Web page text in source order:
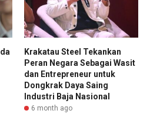
Krakatau Steel Tekankan
Peran Negara Sebagai Wasit
dan Entrepreneur untuk
Dongkrak Daya Saing
Industri Baja Nasional
6 month ago